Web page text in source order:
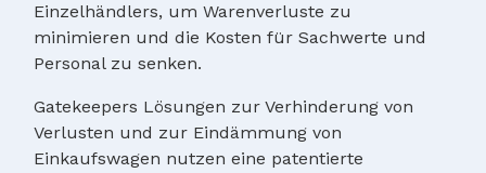
Einzelhändlers, um Warenverluste zu
minimieren und die Kosten für Sachwerte und
Personal zu senken.
Gatekeepers Lösungen zur Verhinderung von
Verlusten und zur Eindämmung von
Einkaufswagen nutzen eine patentierte